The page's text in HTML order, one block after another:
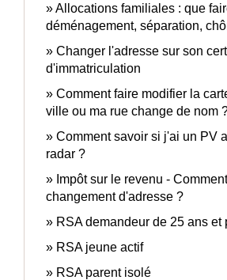
Allocations familiales : que
déménagement, séparation,
Changer l'adresse sur son
d'immatriculation
Comment faire modifier la
ville ou ma rue change de nom
Comment savoir si j'ai un PV
radar ?
Impôt sur le revenu -
changement d'adresse ?
RSA demandeur de 25 ans et
RSA jeune actif
RSA parent isolé